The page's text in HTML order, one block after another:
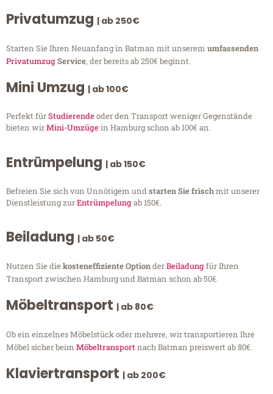
Privatumzug | ab 250€
Starten Sie Ihren Neuanfang in Batman mit unserem umfassenden
PrivatumzugService, der bereits ab 250€ beginnt.
Mini Umzug | ab 100€
Perfekt fürStudierendeoder den Transport weniger Gegenstände
bieten wirMini-Umzügein Hamburg schon ab 100€ an.
Entrümpelung | ab 150€
Befreien Sie sich von Unnötigem undstarten Sie frischmit unserer
Dienstleistung zurEntrümpelungab 150€.
Beiladung | ab 50€
Nutzen Sie diekosteneffiziente OptionderBeiladungfür Ihren
Transport zwischen Hamburg und Batman schon ab 50€.
Möbeltransport | ab 80€
Ob ein einzelnes Möbelstück oder mehrere, wir transportieren Ihre
Möbel sicher beim Möbeltransportnach Batman preiswert ab 80€.
Klaviertransport | ab 200€